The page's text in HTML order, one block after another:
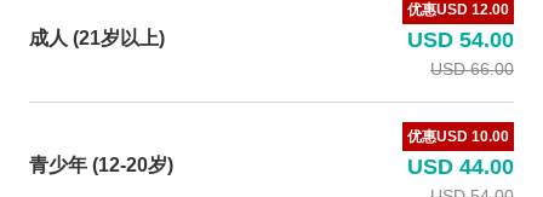
成人 (21岁以上)
优惠USD 12.00
USD 54.00
USD 66.00
青少年 (12-20岁)
优惠USD 10.00
USD 44.00